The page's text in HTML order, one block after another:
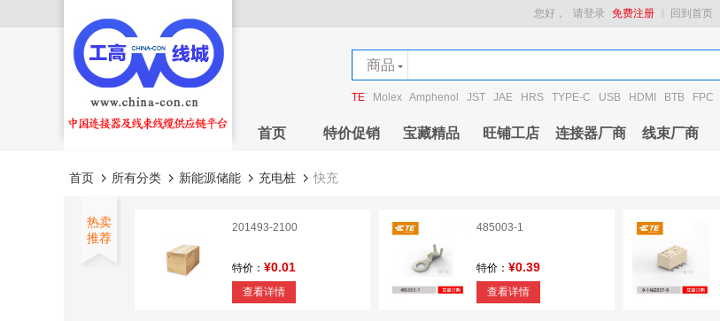
回到首页
您好， 请登录 免费注册
商品
店铺
TE Molex Amphenol JST JAE HRS TYPE-C USB HDMI BTB FPC
首页 特价促销 宝藏精品 旺铺工店 连接器厂商 线束厂商
首页 所有分类 新能源储能 充电桩 快充
热卖
推荐
201493-2100
特价： ¥0.01
查看详情
485003-1
特价： ¥0.39
查看详情